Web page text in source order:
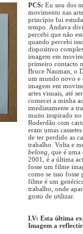
PCS: Eu sou dos
movimento nas
princípio fui
tempo. Andava
percebi que não
quando percebi
dispositivo
imagem em
primeiro contacto
Bruce Nauman, o
um mundo novo e
imagem em
artes visuais, até
comecei a minha
imediatamente a
muito inspirado no
Roderdão com
eram umas
de ter perdido as
trabalho. Volta e
belong , que é
2001, é a última
fosse um filme
como se isso
filme é um
trabalho, onde
gosto de utilizar.
LV: Esta última
Imagem a